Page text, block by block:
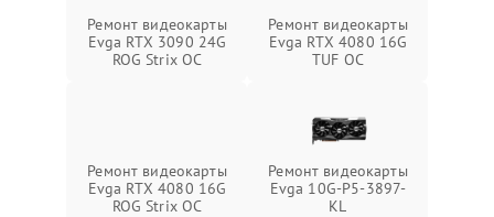
Ремонт видеокарты
Evga RTX 3090 24G
ROG Strix OC
Ремонт видеокарты
Evga RTX 4080 16G
TUF OC
Ремонт видеокарты
Evga RTX 4080 16G
ROG Strix OC
Ремонт видеокарты
Evga 10G-P5-3897-
KL